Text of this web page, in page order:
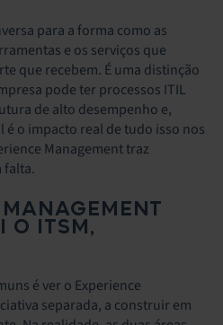
para a forma como as
e os serviços que
que recebem. É uma distinção
pode ter processos ITIL
de alto desempenho e,
é o impacto real de tudo isso nos
Management traz
falta.
O ITSM,
é ver o Experience
separada, a construir em